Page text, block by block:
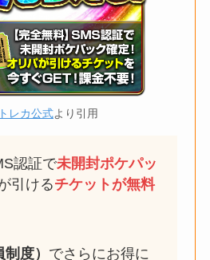
レカ公式より引用
認証で未開封ポケパッ
引けるチケットが無料
度） でさらにお得に